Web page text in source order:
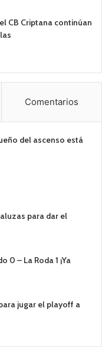
CB Criptana continúan
Comentarios
del ascenso está
para dar el
0 – La Roda 1 ¡Ya
jugar el playoff a